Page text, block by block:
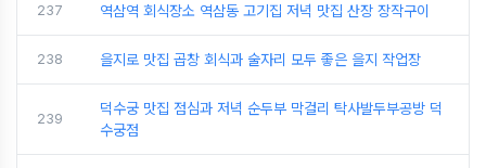
237 역삼역 회식장소 역삼동 고기집 저녁 맛집 산장 장작구이
238 을지로 맛집 곱창 회식과 술자리 모두 좋은 을지 작업장
239
덕수궁 맛집 점심과 저녁 순두부 막걸리 탁사발두부공방 덕
수궁점